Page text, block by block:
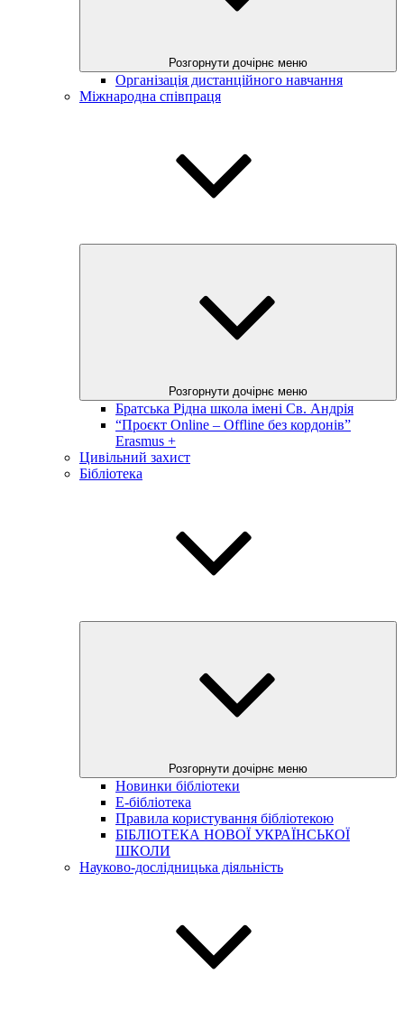
Розгорнути дочірнє меню
Організація дистанційного навчання
Міжнародна співпраця
Розгорнути дочірнє меню
Братська Рідна школа імені Св. Андрія
“Проєкт Online – Offline без кордонів”
Erasmus +
Цивільний захист
Бібліотека
Розгорнути дочірнє меню
Новинки бібліотеки
E-бібліотека
Правила користування бібліотекою
БІБЛІОТЕКА НОВОЇ УКРАЇНСЬКОЇ
ШКОЛИ
Науково-дослідницька діяльність